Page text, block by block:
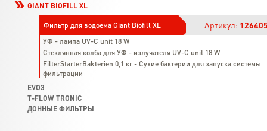
GIANT BIOFILL XL
Фильтр для водоема Giant Biofill XL Артикул:
УФ - лампа UV-C unit 18 W
Стеклянная колба для УФ - излучателя UV-C unit 18 W
FilterStarterBakterien 0,1 кг - Сухие бактерии для запуска системы
фильтрации
EVO3
T-FLOW TRONIC
ДОННЫЕ ФИЛЬТРЫ